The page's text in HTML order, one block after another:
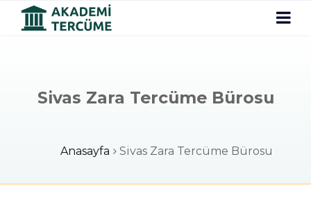
Sivas Zara Tercüme Bürosu
Anasayfa Sivas Zara Tercüme Bürosu